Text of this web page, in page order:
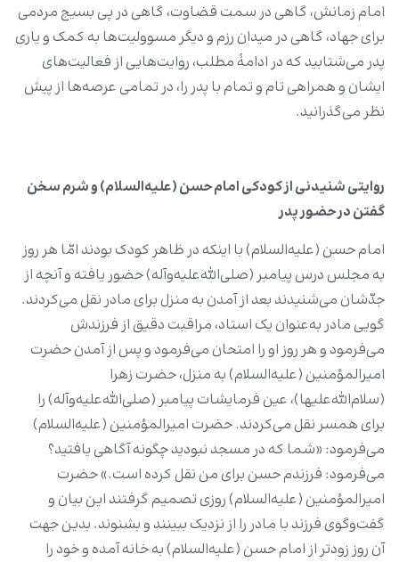
امام زمانش، گاهی در سمت قضاوت، گاهی در پی بسیج مردمی
برای جهاد، گاهی در میدان رزم و دیگر مسوولیت‌ها به کمک و یاری
پدر می‌شتابید که در ادامۀ مطلب، روایت‌هایی از فعالیت‌های
ایشان و همراهی تام و تمام با پدر را، در تمامی عرصه‌ها از پیش
نظر می‌گذرانید.
روایتی شنیدنی از کودکی امام حسن (علیه‌السلام) و شرم سخن
گفتن در حضور پدر
امام حسن (علیه‌السلام) با اینکه در ظاهر کودک بودند امّا هر روز
به مجلس درس پیامبر (صلی‌الله‌علیه‌وآله) حضور یافته و آنچه از
جدّشان می‌‏شنیدند بعد از آمدن به منزل برای مادر نقل می‌‏کردند.
گویی مادر به‌عنوان یک استاد، مراقبت دقیق از فرزندش
می‌‏فرمود و هر روز او را امتحان می‌‏فرمود و پس از آمدن حضرت
امیرالمؤمنین (علیه‌السلام) به منزل، حضرت زهرا
(سلام‌الله‌علیها)، عین فرمایشات پیامبر (صلی‌الله‌علیه‌وآله) را
برای همسر نقل می‌‏کردند. حضرت امیرالمؤمنین (علیه‌السلام)
می‌‏فرمود: «شما که در مسجد نبودید چگونه آگاهی یافتید؟
می‌‏فرمود: فرزندم حسن برای من نقل کرده است.» حضرت
امیرالمؤمنین (علیه‌السلام) روزی تصمیم گرفتند این بیان و
گفت‌وگوی فرزند با مادر را از نزدیک ببینند و بشنوند. بدین‌ جهت
آن روز زودتر از امام حسن (علیه‌السلام) به خانه آمده و خود را